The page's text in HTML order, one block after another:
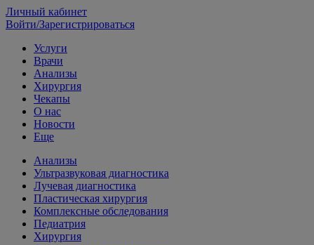
Личный кабинет
Войти/Зарегистрироваться
Услуги
Врачи
Анализы
Хирургия
Чекапы
О нас
Новости
Еще
Анализы
Ультразвуковая диагностика
Лучевая диагностика
Пластическая хирургия
Комплексные обследования
Педиатрия
Хирургия